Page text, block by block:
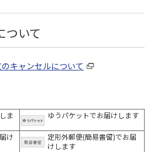
ついて
キャンセルについて
ま
ゆうパケットでお届けします
け
定形外郵便(簡易書留)でお届
けします